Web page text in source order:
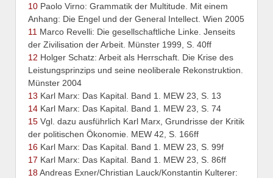
10 Paolo Virno: Grammatik der Multitude. Mit einem
Anhang: Die Engel und der General Intellect. Wien 2005
11 Marco Revelli: Die gesellschaftliche Linke. Jenseits
der Zivilisation der Arbeit. Münster 1999, S. 40ff
12 Holger Schatz: Arbeit als Herrschaft. Die Krise des
Leistungsprinzips und seine neoliberale Rekonstruktion.
Münster 2004
13 Karl Marx: Das Kapital. Band 1. MEW 23, S. 13
14 Karl Marx: Das Kapital. Band 1. MEW 23, S. 74
15 Vgl. dazu ausführlich Karl Marx, Grundrisse der Kritik
der politischen Ökonomie. MEW 42, S. 166ff
16 Karl Marx: Das Kapital. Band 1. MEW 23, S. 99f
17 Karl Marx: Das Kapital. Band 1. MEW 23, S. 86ff
18Andreas Exner/Christian Lauck/Konstantin Kulterer: